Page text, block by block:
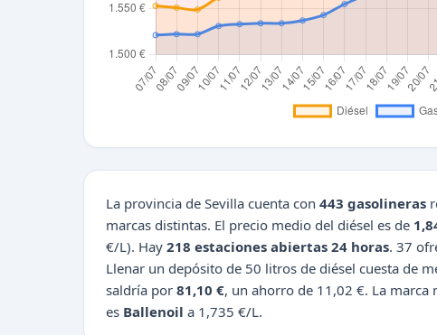
La provincia de Sevilla cuenta con 443 gasolineras
marcas distintas. El precio medio del diésel es de
€/L). Hay 218 estaciones abiertas 24 horas. 37
Llenar un depósito de 50 litros de diésel cuesta de
saldría por 81,10 €, un ahorro de 11,02 €. La marca
es Ballenoil a 1,735 €/L.